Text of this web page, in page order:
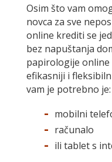
Osim što vam
novca za sve
online krediti se
bez napuštanja
papirologije
efikasniji i
vam je potrebno je:
mobilni
računalo
ili tablet s